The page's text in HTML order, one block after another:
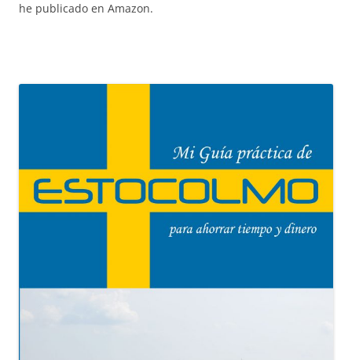
he publicado en Amazon.